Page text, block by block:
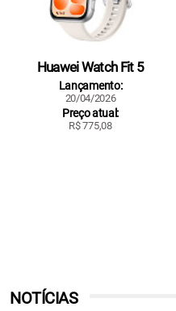
Huawei Watch Fit 5
Lançamento:
20/04/2026
Preço atual:
R$ 775,08
NOTÍCIAS